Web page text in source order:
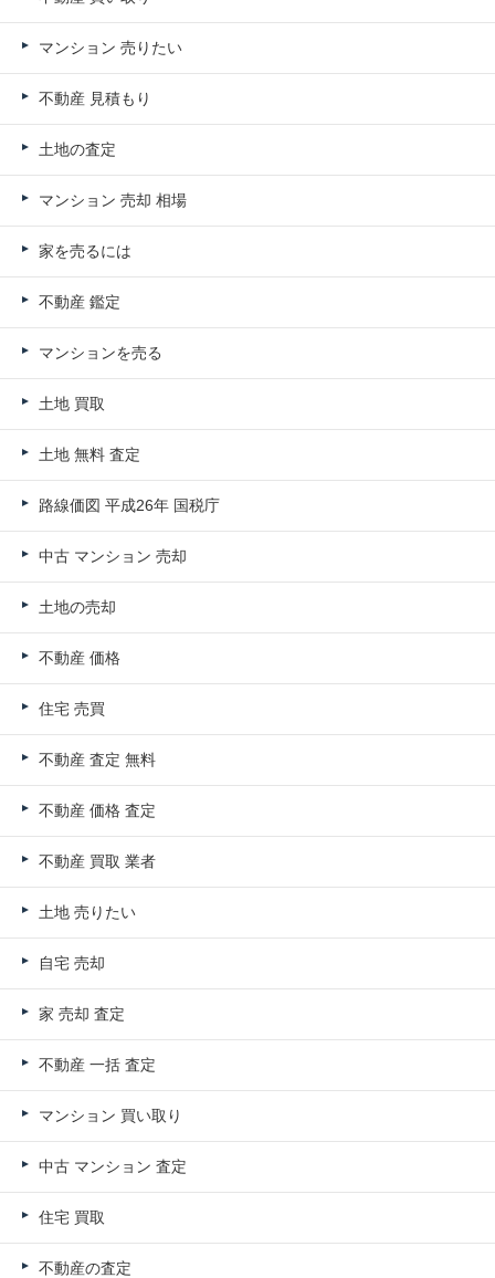
マンション 売りたい
不動産 見積もり
土地の査定
マンション 売却 相場
家を売るには
不動産 鑑定
マンションを売る
土地 買取
土地 無料 査定
路線価図 平成26年 国税庁
中古 マンション 売却
土地の売却
不動産 価格
住宅 売買
不動産 査定 無料
不動産 価格 査定
不動産 買取 業者
土地 売りたい
自宅 売却
家 売却 査定
不動産 一括 査定
マンション 買い取り
中古 マンション 査定
住宅 買取
不動産の査定